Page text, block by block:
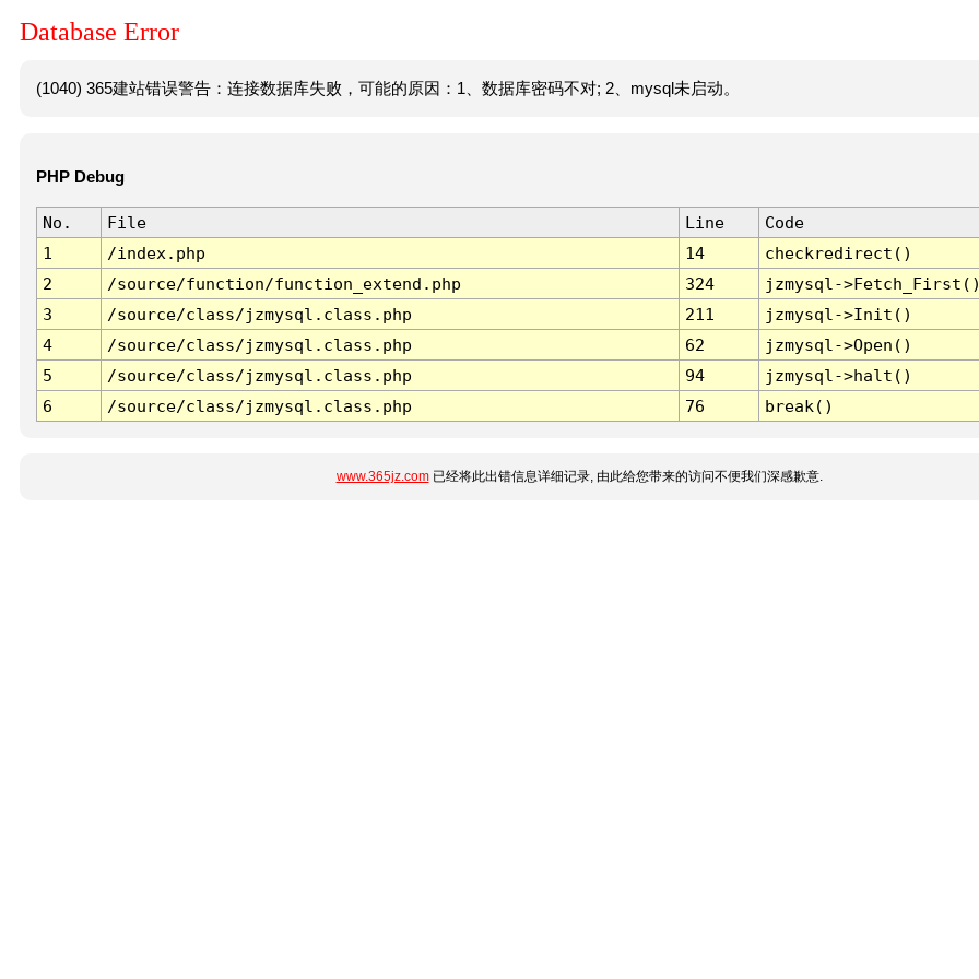
Database Error
(1040) 365建站错误警告：连接数据库失败，可能的原因：1、数据库密码不对; 2、mysql未启动。
PHP Debug
No. File Line
Code
1
/index.php 14
checkredirect()
2
/source/function/function_extend.php 324
jzmysql-
3
/source/class/jzmysql.class.php 211
jzmysql->Init()
4
/source/class/jzmysql.class.php 62
jzmysql->Open()
5
/source/class/jzmysql.class.php 94
jzmysql->halt()
6
/source/class/jzmysql.class.php 76 break()
www.365jz.com已经将此出错信息详细记录, 由此给您带来的访问不便我们深感歉意.